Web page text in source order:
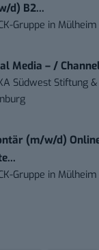
d) B2...
Gruppe in
Media – /
Südwest Stiftung &
(m/w/d)
Gruppe in